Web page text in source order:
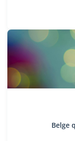
Belge